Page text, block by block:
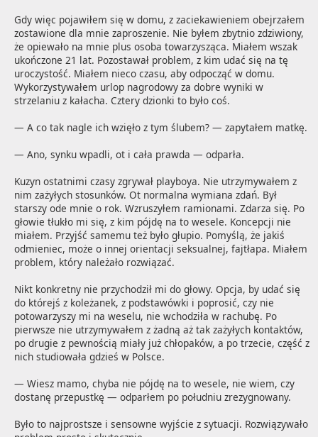
Gdy więc pojawiłem się w domu, z zaciekawieniem obejrzałem
zostawione dla mnie zaproszenie. Nie byłem zbytnio zdziwiony,
że opiewało na mnie plus osoba towarzysząca. Miałem wszak
ukończone 21 lat. Pozostawał problem, z kim udać się na tę
uroczystość. Miałem nieco czasu, aby odpocząć w domu.
Wykorzystywałem urlop nagrodowy za dobre wyniki w
strzelaniu z kałacha. Cztery dzionki to było coś.
— A co tak nagle ich wzięło z tym ślubem? — zapytałem matkę.
— Ano, synku wpadli, ot i cała prawda — odparła.
Kuzyn ostatnimi czasy zgrywał playboya. Nie utrzymywałem z
nim zażyłych stosunków. Ot normalna wymiana zdań. Był
starszy ode mnie o rok. Wzruszyłem ramionami. Zdarza się. Po
głowie tłukło mi się, z kim pójdę na to wesele. Koncepcji nie
miałem. Przyjść samemu też było głupio. Pomyślą, że jakiś
odmieniec, może o innej orientacji seksualnej, fajtłapa. Miałem
problem, który należało rozwiązać.
Nikt konkretny nie przychodził mi do głowy. Opcja, by udać się
do którejś z koleżanek, z podstawówki i poprosić, czy nie
potowarzyszy mi na weselu, nie wchodziła w rachubę. Po
pierwsze nie utrzymywałem z żadną aż tak zażyłych kontaktów,
po drugie z pewnością miały już chłopaków, a po trzecie, część z
nich studiowała gdzieś w Polsce.
— Wiesz mamo, chyba nie pójdę na to wesele, nie wiem, czy
dostanę przepustkę — odparłem po południu zrezygnowany.
Było to najprostsze i sensowne wyjście z sytuacji. Rozwiązywało